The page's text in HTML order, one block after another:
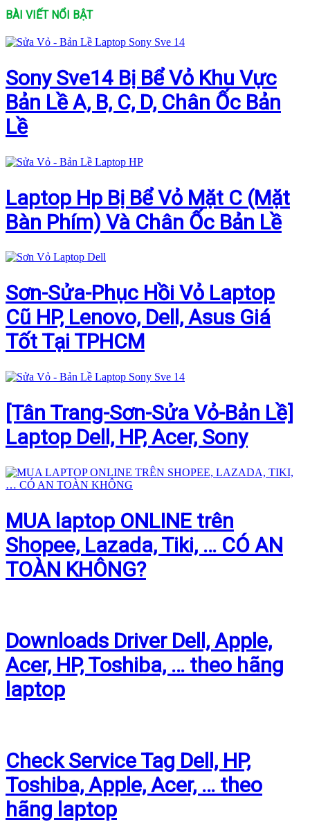
BÀI VIẾT NỔI BẬT
Sony Sve14 Bị Bể Vỏ Khu Vực
Bản Lề A, B, C, D, Chân Ốc Bản
Lề
Laptop Hp Bị Bể Vỏ Mặt C (Mặt
Bàn Phím) Và Chân Ốc Bản Lề
Sơn-Sửa-Phục Hồi Vỏ Laptop
Cũ HP, Lenovo, Dell, Asus Giá
Tốt Tại TPHCM
[Tân Trang-Sơn-Sửa Vỏ-Bản Lề]
Laptop Dell, HP, Acer, Sony
MUA laptop ONLINE trên
Shopee, Lazada, Tiki, … CÓ AN
TOÀN KHÔNG?
Downloads Driver Dell, Apple,
Acer, HP, Toshiba, … theo hãng
laptop
Check Service Tag Dell, HP,
Toshiba, Apple, Acer, … theo
hãng laptop